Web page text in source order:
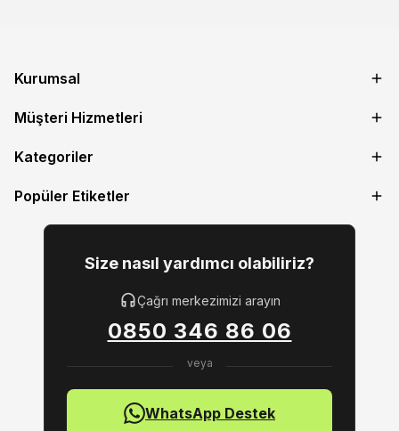
Kurumsal
Müşteri Hizmetleri
Kategoriler
Popüler Etiketler
Size nasıl yardımcı olabiliriz?
Çağrı merkezimizi arayın
0850 346 86 06
WhatsApp Destek